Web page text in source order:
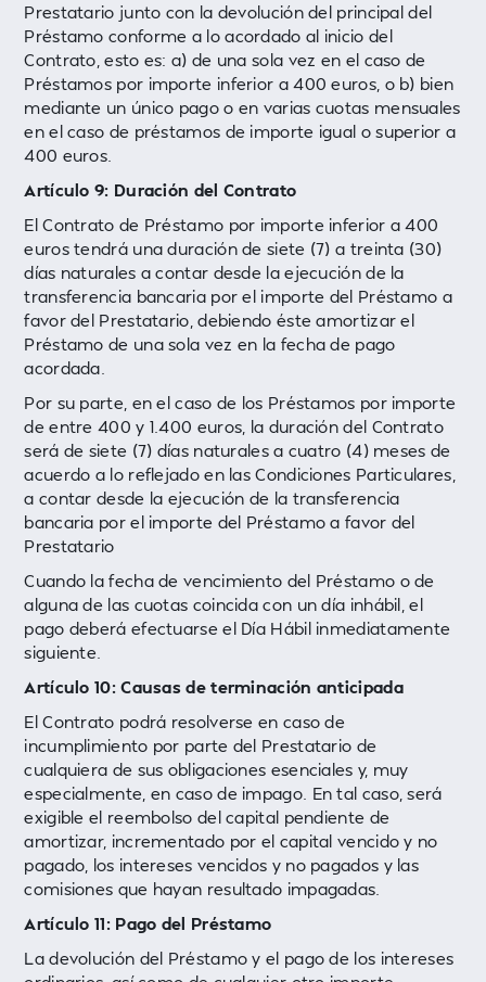
Prestatario junto con la devolución del principal del
Préstamo conforme a lo acordado al inicio del
Contrato, esto es: a) de una sola vez en el caso de
Préstamos por importe inferior a 400 euros, o b) bien
mediante un único pago o en varias cuotas mensuales
en el caso de préstamos de importe igual o superior a
400 euros.
Artículo 9: Duración del Contrato
El Contrato de Préstamo por importe inferior a 400
euros tendrá una duración de siete (7) a treinta (30)
días naturales a contar desde la ejecución de la
transferencia bancaria por el importe del Préstamo a
favor del Prestatario, debiendo éste amortizar el
Préstamo de una sola vez en la fecha de pago
acordada.
Por su parte, en el caso de los Préstamos por importe
de entre 400 y 1.400 euros, la duración del Contrato
será de siete (7) días naturales a cuatro (4) meses de
acuerdo a lo reflejado en las Condiciones Particulares,
a contar desde la ejecución de la transferencia
bancaria por el importe del Préstamo a favor del
Prestatario
Cuando la fecha de vencimiento del Préstamo o de
alguna de las cuotas coincida con un día inhábil, el
pago deberá efectuarse el Día Hábil inmediatamente
siguiente.
Artículo 10: Causas de terminación anticipada
El Contrato podrá resolverse en caso de
incumplimiento por parte del Prestatario de
cualquiera de sus obligaciones esenciales y, muy
especialmente, en caso de impago. En tal caso, será
exigible el reembolso del capital pendiente de
amortizar, incrementado por el capital vencido y no
pagado, los intereses vencidos y no pagados y las
comisiones que hayan resultado impagadas.
Artículo 11: Pago del Préstamo
La devolución del Préstamo y el pago de los intereses